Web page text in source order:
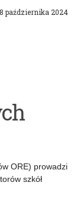
października 2024
ORE) prowadzi
szkół